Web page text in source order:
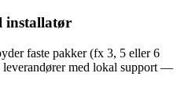
installatør
faste pakker (fx 3, 5 eller 6
med lokal support —